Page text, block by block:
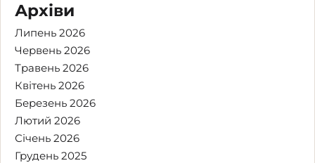
Архіви
Липень 2026
Червень 2026
Травень 2026
Квітень 2026
Березень 2026
Лютий 2026
Січень 2026
Грудень 2025